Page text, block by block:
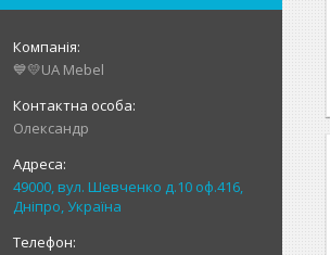
💙💛UA Mebel
Олександр
49000, вул. Шевченко д.10 оф.416,
Дніпро, Україна